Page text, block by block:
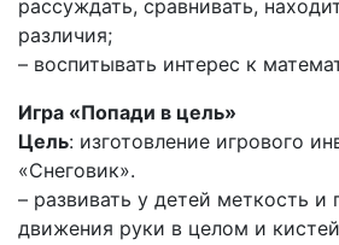
рассуждать, сравнивать,
различия;
– воспитывать интерес к
Игра «Попади в цель»
Цель: изготовление игрового
«Снеговик».
– развивать у детей меткость и
движения руки в целом и